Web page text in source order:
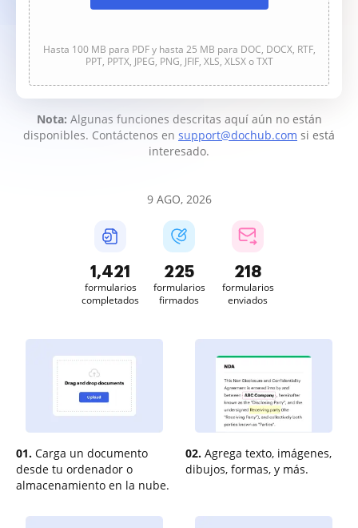
Hasta 100 MB para PDF y hasta 25 MB para DOC, DOCX, RTF,
PPT, PPTX, JPEG, PNG, JFIF, XLS, XLSX o TXT
Nota: Algunas funciones descritas aquí aún no están
disponibles. Contáctenos en support@dochub.com si está
interesado.
9 AGO, 2026
1,421
formularios
completados
225
formularios
firmados
218
formularios
enviados
01. Carga un documento
desde tu ordenador o
almacenamiento en la nube.
02. Agrega texto, imágenes,
dibujos, formas, y más.